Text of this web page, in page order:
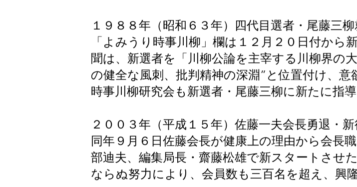
１９８８年（昭和６３年）四代目選者・尾藤三
「よみうり時事川柳」欄は１２月２０日付から
聞は、新選者を「川柳公論を主宰する川柳界の
の健全な風刺、批判精神の深淵”と位置付け、意
時事川柳研究会も新選者・尾藤三柳に新たに指導
２００３年（平成１５年）佐藤一夫会長勇退・
同年９月６日佐藤会長が健康上の理由から会長
部迪夫、編集局長・齋藤松雄で新スタートさせ
ならぬ努力により、会員数も三百名を超え、興